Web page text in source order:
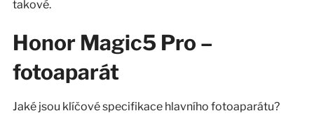
takové.
Honor Magic5 Pro –
fotoaparát
Jaké jsou klíčové specifikace hlavního fotoaparátu?